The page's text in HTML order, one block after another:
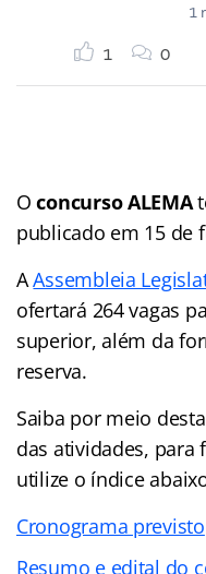
1
1 0
Oconcurso ALEMA
publicado em 15 de
AAssembleia
ofertará 264 vagas
superior, além da
reserva.
Saiba por meio
das atividades, para
utilize o índice
Cronograma previsto
Resumo e edital do